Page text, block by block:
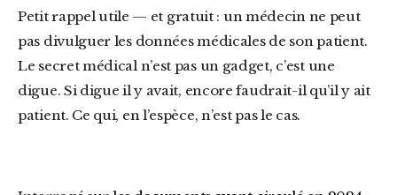
Petit rappel utile — et gratuit : un médecin ne peut
pas divulguer les données médicales de son patient.
Le secret médical n’est pas un gadget, c’est une
digue. Si digue il y avait, encore faudrait-il qu’il y ait
patient. Ce qui, en l’espèce, n’est pas le cas.